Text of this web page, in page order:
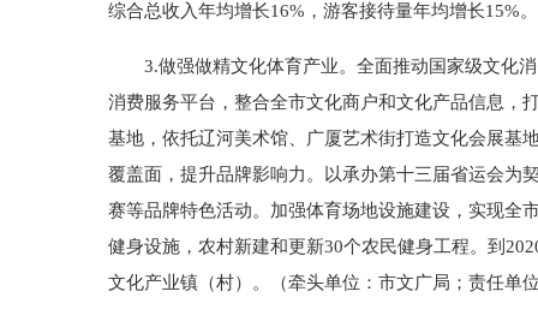
综合总收入年均增长16%，游客接待量年均增长15%
3.做强做精文化体育产业。全面推动国家级文化消
消费服务平台，整合全市文化商户和文化产品信息，
基地，依托辽河美术馆、广厦艺术街打造文化会展基
覆盖面，提升品牌影响力。以承办第十三届省运会为
赛等品牌特色活动。加强体育场地设施建设，实现全
健身设施，农村新建和更新30个农民健身工程。到
文化产业镇（村）。（牵头单位：市文广局；责任单